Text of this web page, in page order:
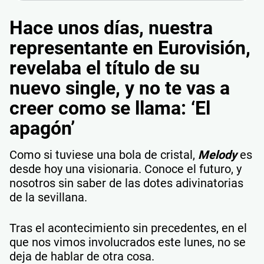
Hace unos días, nuestra
representante en Eurovisión,
revelaba el título de su
nuevo single, y no te vas a
creer como se llama: ‘El
apagón’
Como si tuviese una bola de cristal, Melodyes
desde hoy una visionaria. Conoce el futuro, y
nosotros sin saber de las dotes adivinatorias
de la sevillana.
Tras el acontecimiento sin precedentes, en el
que nos vimos involucrados este lunes, no se
deja de hablar de otra cosa.